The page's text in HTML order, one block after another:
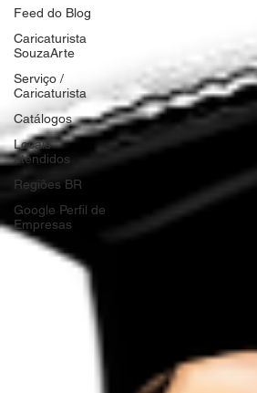
Feed do Blog
Caricaturista
SouzaArte
Serviço /
Caricaturista
Catálogos
Locais
atendidos
Regiões BR
Google Perfil de
Empresas